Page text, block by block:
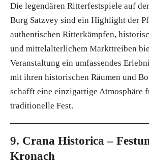
Die legendären Ritterfestspiele auf
Burg Satzvey sind ein Highlight der
authentischen Ritterkämpfen,
und mittelalterlichem Markttreiben
Veranstaltung ein umfassendes
mit ihren historischen Räumen und
schafft eine einzigartige Atmosphäre
traditionelle Fest.
9. Crana Historica –
Kronach